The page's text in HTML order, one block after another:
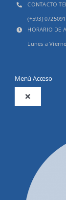
CONTACTO
(+593)
HORARIO DE
Lunes a
Menú Acceso
Toggle
Productos y
Convocatorias